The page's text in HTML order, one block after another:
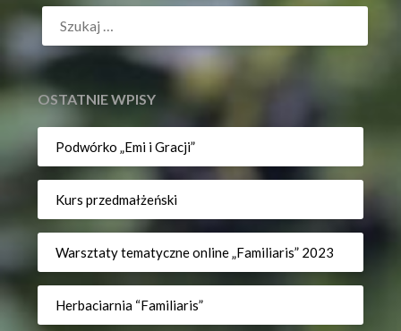
SZUKAJ:
OSTATNIE WPISY
Podwórko „Emi i Gracji”
Kurs przedmałżeński
Warsztaty tematyczne online „Familiaris” 2023
Herbaciarnia “Familiaris”